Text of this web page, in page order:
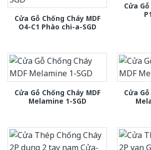
Cửa Gỗ Chống Cháy MDF
O4-C1 Phào chi-a-SGD
Cửa
Cửa Gỗ Chống Cháy MDF
Melamine 1-SGD
Cửa